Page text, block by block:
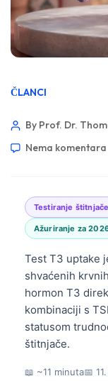
ČLANCI
By Prof. Dr.
Nema komentara
Testiranje štitnjače
Ažuriranje za
Test T3 uptake
shvaćenih
hormon T3
kombinaciji s
statusom
štitnjače.
📖 ~11 minuta📅